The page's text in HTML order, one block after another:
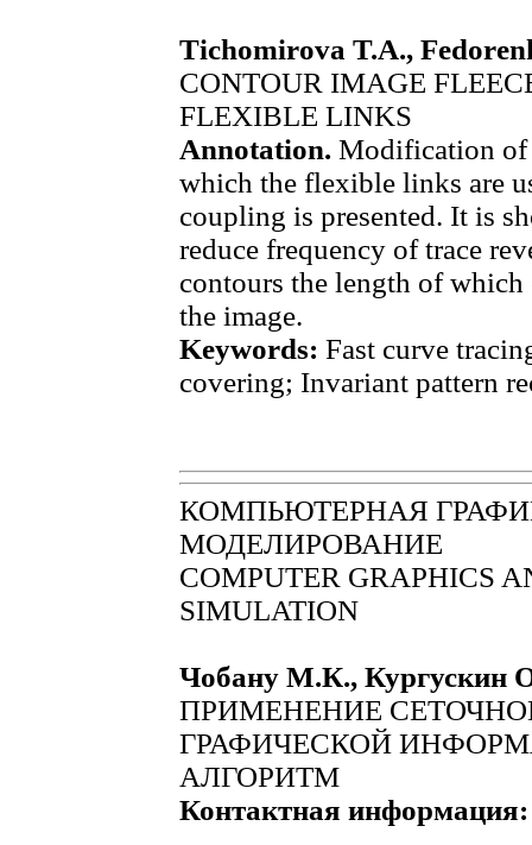
Tichomirova T.A.,
CONTOUR IMAGE
FLEXIBLE LINKS
Annotation. Modification of
which the flexible links are
coupling is presented. It is
reduce frequency of trace
contours the length of
the image.
Keywords: Fast curve
covering; Invariant pattern
КОМПЬЮТЕРНАЯ
МОДЕЛИРОВАНИЕ
COMPUTER GRAPHICS
SIMULATION
Чобану М.К., Кургускин
ПРИМЕНЕНИЕ
ГРАФИЧЕСКОЙ
АЛГОРИТМ
Контактная информация: